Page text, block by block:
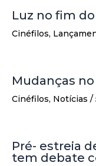
Luz no fim
Cinéfilos,
Mudanças
Cinéfilos, Notícias /
Pré- estreia
tem debate